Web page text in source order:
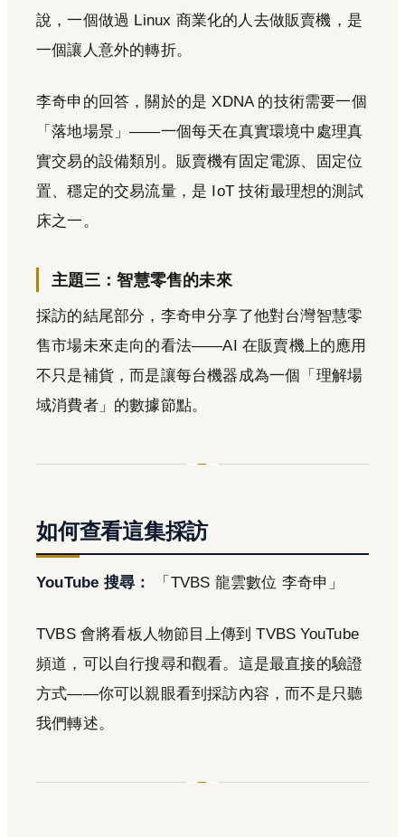
說，一個做過 Linux 商業化的人去做販賣機，是
一個讓人意外的轉折。
李奇申的回答，關於的是 XDNA 的技術需要一個
「落地場景」——一個每天在真實環境中處理真
實交易的設備類別。販賣機有固定電源、固定位
置、穩定的交易流量，是 IoT 技術最理想的測試
床之一。
主題三：智慧零售的未來
採訪的結尾部分，李奇申分享了他對台灣智慧零
售市場未來走向的看法——AI 在販賣機上的應用
不只是補貨，而是讓每台機器成為一個「理解場
域消費者」的數據節點。
如何查看這集採訪
YouTube 搜尋： 「TVBS 龍雲數位 李奇申」
TVBS 會將看板人物節目上傳到 TVBS YouTube
頻道，可以自行搜尋和觀看。這是最直接的驗證
方式——你可以親眼看到採訪內容，而不是只聽
我們轉述。